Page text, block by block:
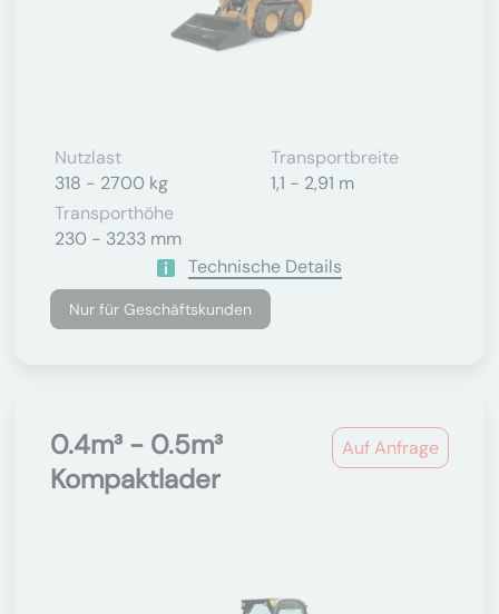
Nutzlast
318 - 2700 kg
Transportbreite
1,1 - 2,91 m
Transporthöhe
230 - 3233 mm
Technische Details
Nur für Geschäftskunden
Auf Anfrage
0.4m³ - 0.5m³
Kompaktlader